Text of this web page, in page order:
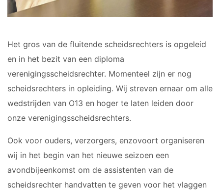
JO12-3
JO12-4JM
JO13-1
JO13-2
JO13-3
JO13-4
MO13-1
NIEUWS
Het gros van de fluitende scheidsrechters is opgeleid
en in het bezit van een diploma
verenigingsscheidsrechter. Momenteel zijn er nog
scheidsrechters in opleiding. Wij streven ernaar om alle
wedstrijden van O13 en hoger te laten leiden door
onze verenigingsscheidsrechters.
Ook voor ouders, verzorgers, enzovoort organiseren
wij in het begin van het nieuwe seizoen een
avondbijeenkomst om de assistenten van de
scheidsrechter handvatten te geven voor het vlaggen